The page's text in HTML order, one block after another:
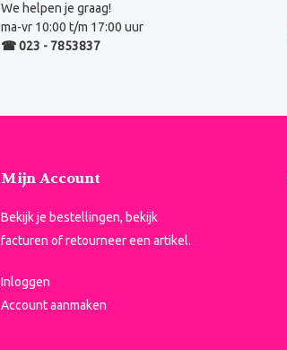
We helpen je graag!
ma-vr 10:00 t/m 17:00 uur
☎ 023 - 7853837
Mijn Account
Bekijk je bestellingen, bekijk
facturen of retourneer een artikel.
Inloggen
Account aanmaken